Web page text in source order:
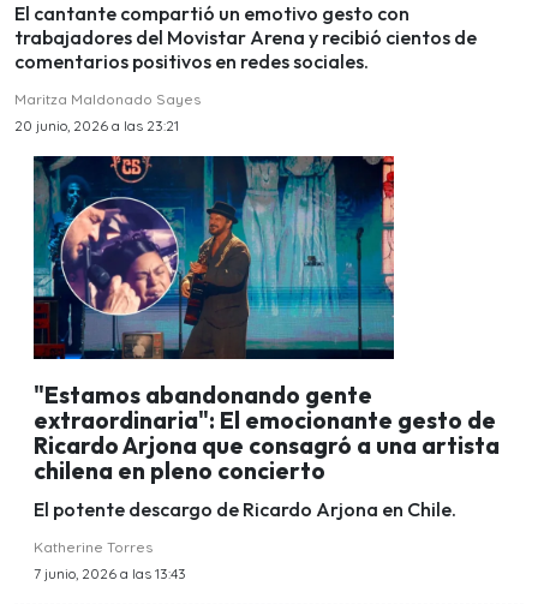
El cantante compartió un emotivo gesto con
trabajadores del Movistar Arena y recibió cientos de
comentarios positivos en redes sociales.
Maritza Maldonado Sayes
20 junio, 2026 a las 23:21
"Estamos abandonando gente
extraordinaria": El emocionante gesto de
Ricardo Arjona que consagró a una artista
chilena en pleno concierto
El potente descargo de Ricardo Arjona en Chile.
Katherine Torres
7 junio, 2026 a las 13:43